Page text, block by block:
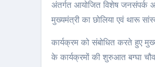
अंतर्गत आयोजित विशेष जनसंपर्क
मुख्यमंत्री का छोलिया एवं थारू
कार्यक्रम को संबोधित करते हुए
के कार्यक्रमों की शुरुआत बग्घा